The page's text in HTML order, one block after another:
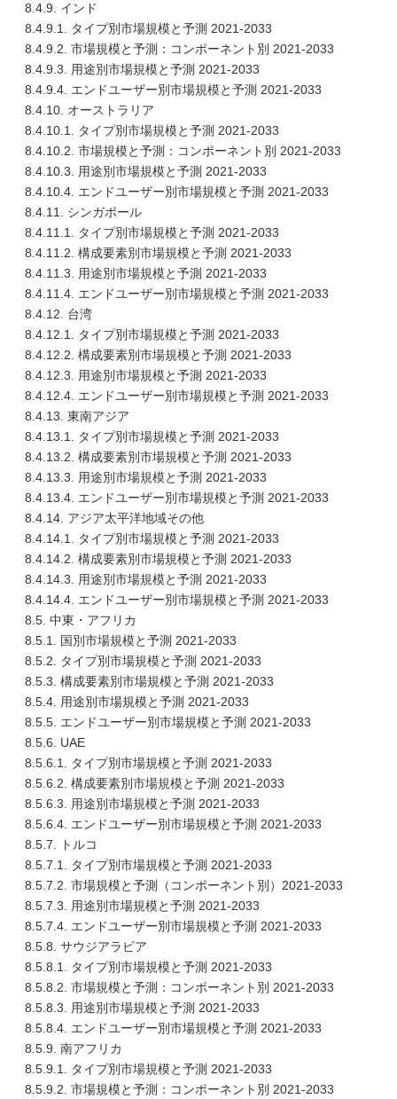
8.4.9. インド
8.4.9.1. タイプ別市場規模と予測 2021-2033
8.4.9.2. 市場規模と予測：コンポーネント別 2021-2033
8.4.9.3. 用途別市場規模と予測 2021-2033
8.4.9.4. エンドユーザー別市場規模と予測 2021-2033
8.4.10. オーストラリア
8.4.10.1. タイプ別市場規模と予測 2021-2033
8.4.10.2. 市場規模と予測：コンポーネント別 2021-2033
8.4.10.3. 用途別市場規模と予測 2021-2033
8.4.10.4. エンドユーザー別市場規模と予測 2021-2033
8.4.11. シンガポール
8.4.11.1. タイプ別市場規模と予測 2021-2033
8.4.11.2. 構成要素別市場規模と予測 2021-2033
8.4.11.3. 用途別市場規模と予測 2021-2033
8.4.11.4. エンドユーザー別市場規模と予測 2021-2033
8.4.12. 台湾
8.4.12.1. タイプ別市場規模と予測 2021-2033
8.4.12.2. 構成要素別市場規模と予測 2021-2033
8.4.12.3. 用途別市場規模と予測 2021-2033
8.4.12.4. エンドユーザー別市場規模と予測 2021-2033
8.4.13. 東南アジア
8.4.13.1. タイプ別市場規模と予測 2021-2033
8.4.13.2. 構成要素別市場規模と予測 2021-2033
8.4.13.3. 用途別市場規模と予測 2021-2033
8.4.13.4. エンドユーザー別市場規模と予測 2021-2033
8.4.14. アジア太平洋地域その他
8.4.14.1. タイプ別市場規模と予測 2021-2033
8.4.14.2. 構成要素別市場規模と予測 2021-2033
8.4.14.3. 用途別市場規模と予測 2021-2033
8.4.14.4. エンドユーザー別市場規模と予測 2021-2033
8.5. 中東・アフリカ
8.5.1. 国別市場規模と予測 2021-2033
8.5.2. タイプ別市場規模と予測 2021-2033
8.5.3. 構成要素別市場規模と予測 2021-2033
8.5.4. 用途別市場規模と予測 2021-2033
8.5.5. エンドユーザー別市場規模と予測 2021-2033
8.5.6. UAE
8.5.6.1. タイプ別市場規模と予測 2021-2033
8.5.6.2. 構成要素別市場規模と予測 2021-2033
8.5.6.3. 用途別市場規模と予測 2021-2033
8.5.6.4. エンドユーザー別市場規模と予測 2021-2033
8.5.7. トルコ
8.5.7.1. タイプ別市場規模と予測 2021-2033
8.5.7.2. 市場規模と予測（コンポーネント別）2021-2033
8.5.7.3. 用途別市場規模と予測 2021-2033
8.5.7.4. エンドユーザー別市場規模と予測 2021-2033
8.5.8. サウジアラビア
8.5.8.1. タイプ別市場規模と予測 2021-2033
8.5.8.2. 市場規模と予測：コンポーネント別 2021-2033
8.5.8.3. 用途別市場規模と予測 2021-2033
8.5.8.4. エンドユーザー別市場規模と予測 2021-2033
8.5.9. 南アフリカ
8.5.9.1. タイプ別市場規模と予測 2021-2033
8.5.9.2. 市場規模と予測：コンポーネント別 2021-2033